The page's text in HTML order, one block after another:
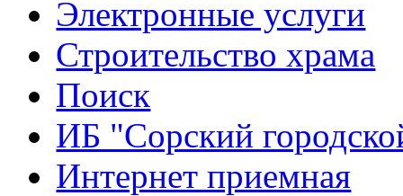
Электронные услуги
Строительство храма
Поиск
ИБ "Сорский
Интернет приемная